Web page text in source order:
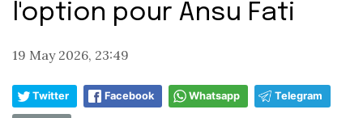
l'option pour Ansu Fati
19 May 2026, 23:49
Twitter Facebook Whatsapp Telegram